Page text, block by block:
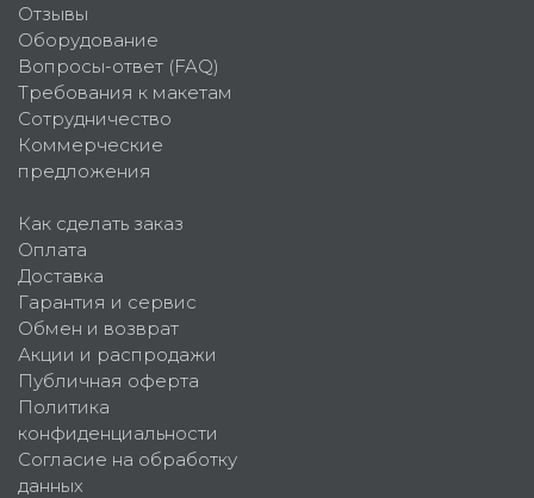
Отзывы
Оборудование
Вопросы-ответ (FAQ)
Требования к макетам
Сотрудничество
Коммерческие
предложения
Как сделать заказ
Оплата
Доставка
Гарантия и сервис
Обмен и возврат
Акции и распродажи
Публичная оферта
Политика
конфиденциальности
Согласие на обработку
данных